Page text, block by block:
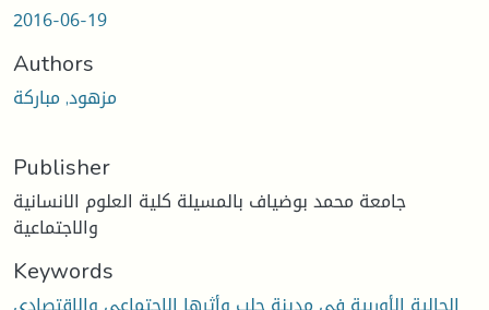
2016-06-19
Authors
مزهود, مباركة
Publisher
جامعة محمد بوضياف بالمسيلة كلية العلوم الانسانية
والاجتماعية
Keywords